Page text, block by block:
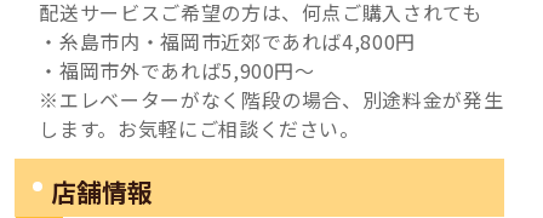
配送サービスご希望の方は、何点ご購入されても
・糸島市内・福岡市近郊であれば4,800円
・福岡市外であれば5,900円～
※エレベーターがなく階段の場合、別途料金が発生
します。お気軽にご相談ください。
店舗情報